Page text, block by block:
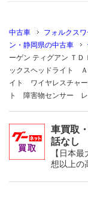
中古車 フォルクス
ン・静岡県の中古車
ーゲン ティグアン Ｔ
ックスヘッドライト
イト ワイヤレスチャ
ト 障害物センサー
車買取
話なし
【日本
想以上の